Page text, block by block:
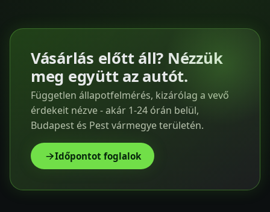
Vásárlás előtt áll? Nézzük
meg együtt az autót.
Független állapotfelmérés, kizárólag a vevő
érdekeit nézve - akár 1-24 órán belül,
Budapest és Pest vármegye területén.
Időpontot foglalok